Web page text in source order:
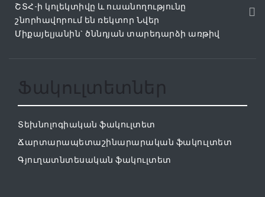
ՇՏՀ-ի կոլեկտիվը և ուսանողությունը
շնորհավորում են ռեկտոր Նվեր
Միքայելյանին` ծննդյան տարեդարձի առթիվ
Ֆակուլտետներ
Տեխնոլոգիական ֆակուլտետ
Ճարտարապետաշինարարական ֆակուլտետ
Գյուղատնտեսական ֆակուլտետ